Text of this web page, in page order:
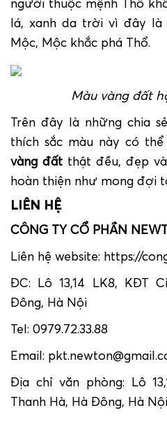
người thuộc mệnh Thổ
lá, xanh da trời vì đây là
Mộc, Mộc khắc phá Thổ.
Màu vàng đất
Trên đây là những chia
thích sắc màu này có
vàng đất thật đều, đẹp
hoàn thiện như mong đợi
LIÊN HỆ
CÔNG TY CỔ PHẦN
Liên hệ website: https://
ĐC: Lô 13,14 LK8, KĐT
Đông, Hà Nội
Tel: 0979.72.33.88
Email:
Địa chỉ văn phòng: Lô
Thanh Hà, Hà Đông, Hà Nội